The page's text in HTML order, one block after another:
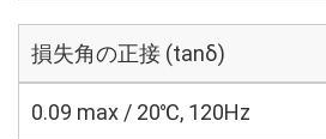
損失角の正接 (tanδ)
0.09 max / 20℃, 120Hz